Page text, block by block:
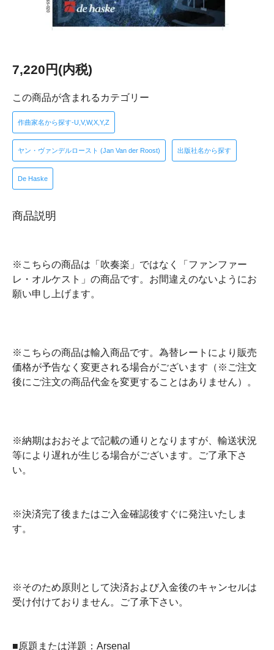
7,220円(内税)
この商品が含まれるカテゴリー
作曲家名から探す-U,V,W,X,Y,Z
ヤン・ヴァンデルロースト (Jan Van der Roost) 出版社名から探す
De Haske
商品説明
※こちらの商品は「吹奏楽」ではなく「ファンファー
レ・オルケスト」の商品です。お間違えのないようにお
願い申し上げます。
※こちらの商品は輸入商品です。為替レートにより販売
価格が予告なく変更される場合がございます（※ご注文
後にご注文の商品代金を変更することはありません）。
※納期はおおそよで記載の通りとなりますが、輸送状況
等により遅れが生じる場合がございます。ご了承下さ
い。
※決済完了後またはご入金確認後すぐに発注いたしま
す。
※そのため原則として決済および入金後のキャンセルは
受け付けておりません。ご了承下さい。
■原題または洋題：Arsenal